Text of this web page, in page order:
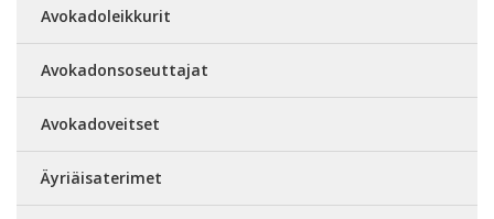
Avokadoleikkurit
Avokadonsoseuttajat
Avokadoveitset
Äyriäisaterimet